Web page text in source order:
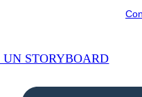
STORYBOARD